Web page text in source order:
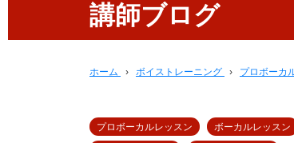
講師ブログ
ホーム › ボイストレーニング › プロボーカ
プロボーカルレッスン ボーカルレッスン